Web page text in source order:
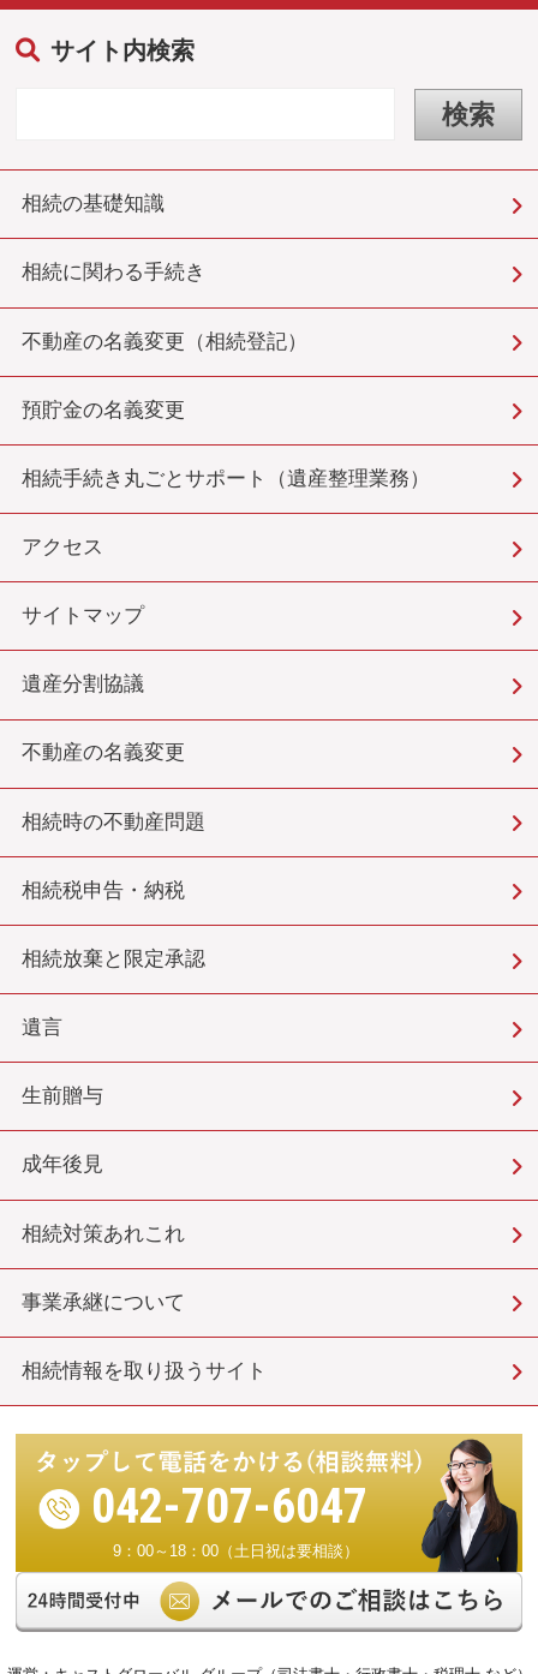
サイト内検索
相続の基礎知識
相続に関わる手続き
不動産の名義変更（相続登記）
預貯金の名義変更
相続手続き丸ごとサポート（遺産整理業務）
アクセス
サイトマップ
遺産分割協議
不動産の名義変更
相続時の不動産問題
相続税申告・納税
相続放棄と限定承認
遺言
生前贈与
成年後見
相続対策あれこれ
事業承継について
相続情報を取り扱うサイト
042-707-6047
9：00～18：00（土日祝は要相談）